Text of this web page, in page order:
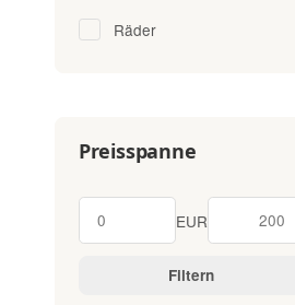
Räder
Preisspanne
EUR
Filtern